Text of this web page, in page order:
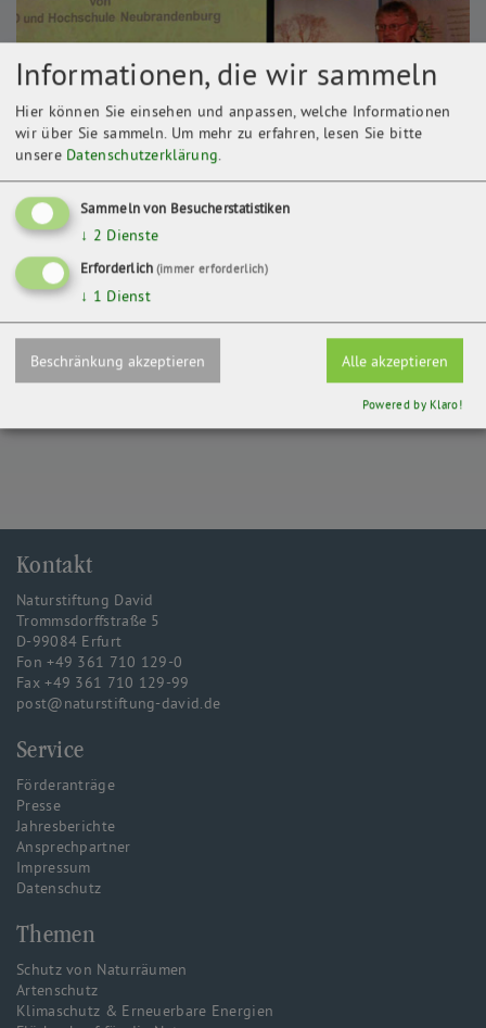
Kontakt
Trägerverbund Burg Lenzen e.V.
Burgstr. 3
ZURÜCK
Kontakt
Naturstiftung David
Trommsdorffstraße 5
D-99084 Erfurt
Fon +49 361 710 129-0
Fax +49 361 710 129-99
post@naturstiftung-david.de
Service
Förderanträge
Presse
Jahresberichte
Ansprechpartner
Impressum
Datenschutz
Themen
Schutz von Naturräumen
Artenschutz
Klimaschutz & Erneuerbare Energien
Informationen, die wir sammeln
Hier können Sie einsehen und anpassen, welche Informationen
wir über Sie sammeln. Um mehr zu erfahren, lesen Sie bitte
unsere Datenschutzerklärung.
Sammeln von Besucherstatistiken
↓ 2 Dienste
Erforderlich (immer erforderlich)
↓ 1 Dienst
Beschränkung akzeptieren Alle akzeptieren
Powered by Klaro!